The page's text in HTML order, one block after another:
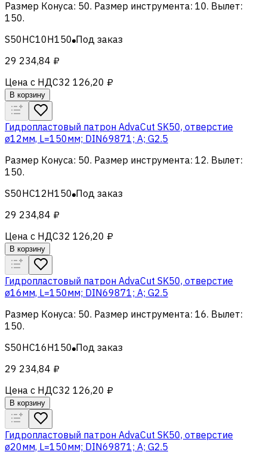
Размер Конуса: 50. Размер инструмента: 10. Вылет:
150.
S50HC10H150 Под заказ
29 234,84 ₽
Цена с НДС32 126,20 ₽
В корзину
Гидропластовый патрон AdvaCut SK50, отверстие
ø12мм, L=150мм; DIN69871; A; G2.5
Размер Конуса: 50. Размер инструмента: 12. Вылет:
150.
S50HC12H150 Под заказ
29 234,84 ₽
Цена с НДС32 126,20 ₽
В корзину
Гидропластовый патрон AdvaCut SK50, отверстие
ø16мм, L=150мм; DIN69871; A; G2.5
Размер Конуса: 50. Размер инструмента: 16. Вылет:
150.
S50HC16H150 Под заказ
29 234,84 ₽
Цена с НДС32 126,20 ₽
В корзину
Гидропластовый патрон AdvaCut SK50, отверстие
ø20мм, L=150мм; DIN69871; A; G2.5